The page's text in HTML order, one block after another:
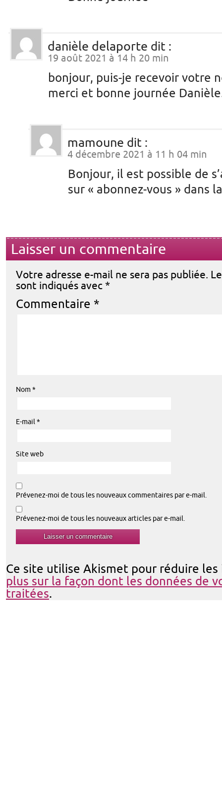
danièle delaporte dit :
19 août 2021 à 14 h 20 min
bonjour, puis-je recevoir votre
merci et bonne journée
mamoune dit :
4 décembre 2021 à 11 h 04 min
Bonjour, il est possible de
sur « abonnez-vous » dans
Laisser un commentaire
Votre adresse e-mail ne sera pas publiée.
sont indiqués avec *
Commentaire *
Nom *
E-mail *
Site web
Prévenez-moi de tous les nouveaux commentaires par e-mail.
Prévenez-moi de tous les nouveaux articles par e-mail.
Ce site utilise Akismet pour réduire
plus sur la façon dont les données de
traitées.